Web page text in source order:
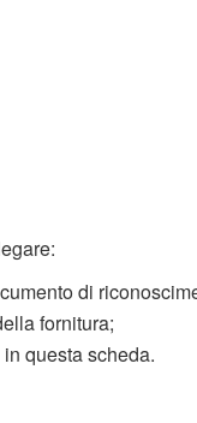
di
fornitura;
questa scheda.